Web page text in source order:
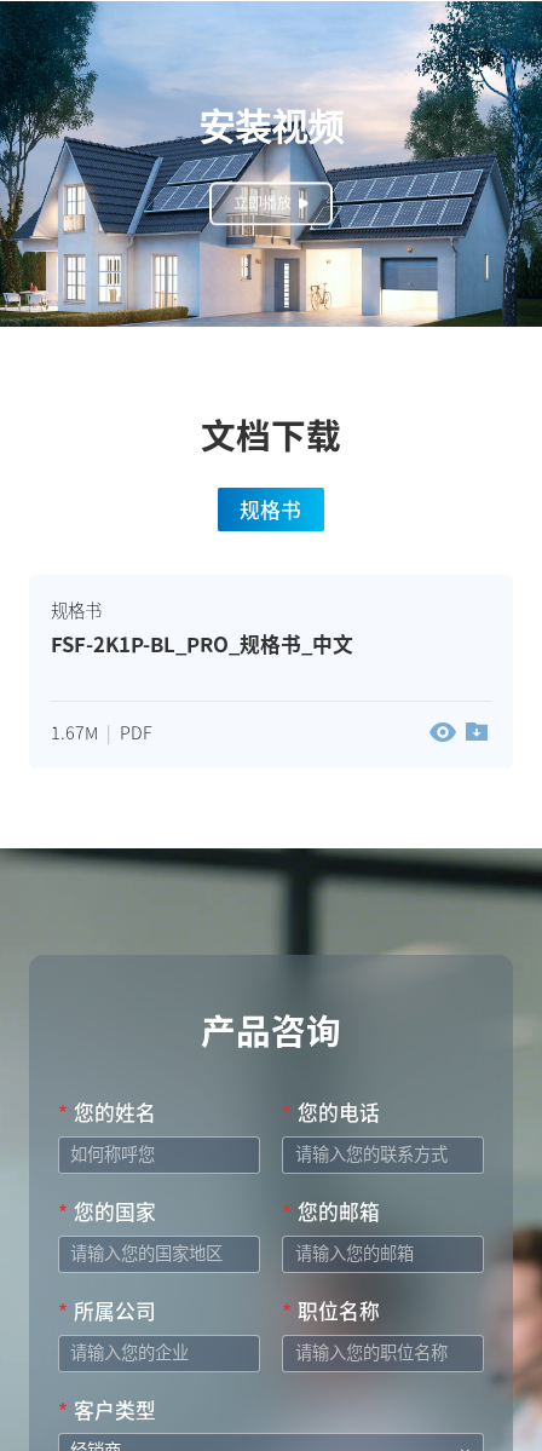
安装视频
立即播放
文档下载
规格书
规格书
FSF-2K1P-BL_PRO_规格书_中文
1.67M | PDF
产品咨询
* 您的姓名 * 您的电话
* 您的国家 * 您的邮箱
* 所属公司 * 职位名称
* 客户类型